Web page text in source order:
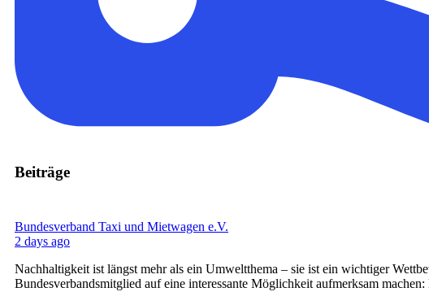
Beiträge
Bundesverband Taxi und Mietwagen e.V.
2 days ago
Nachhaltigkeit ist längst mehr als ein Umweltthema – sie ist ein wichtiger
Bundesverbandsmitglied auf eine interessante Möglichkeit aufmerksam